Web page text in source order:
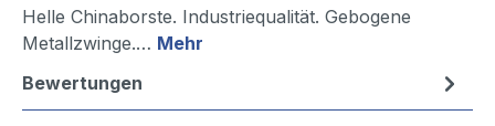
Helle Chinaborste. Industriequalität. Gebogene
Metallzwinge.… Mehr
Bewertungen